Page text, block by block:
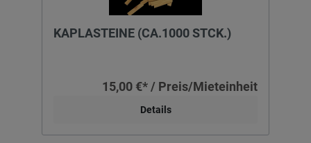
KAPLASTEINE (CA.1000 STCK.)
15,00 €* / Preis/Mieteinheit
Details